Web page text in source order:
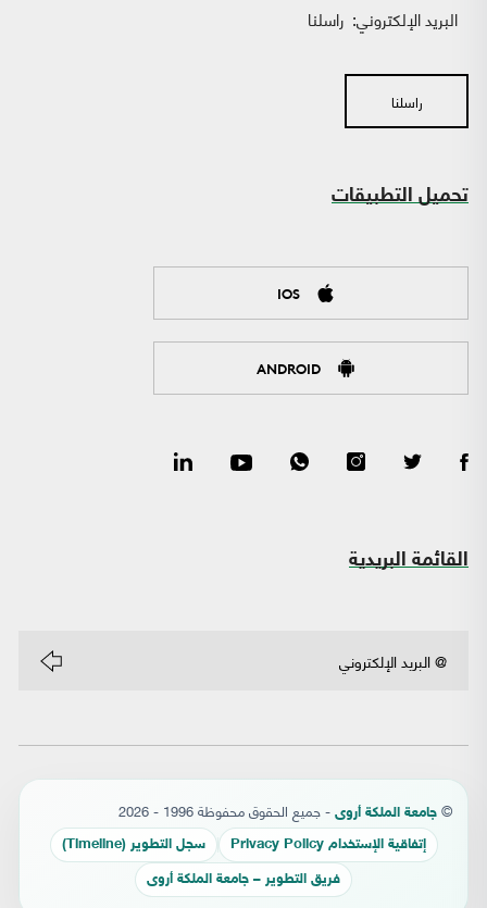
البريد الإلكتروني: راسلنا
راسلنا
تحميل التطبيقات
IOS
ANDROID
القائمة البريدية
© جامعة الملكة أروى - جميع الحقوق محفوظة 1996 - 2026
إتفاقية الإستخدام Privacy Policy سجل التطوير (Timeline)
فريق التطوير – جامعة الملكة أروى